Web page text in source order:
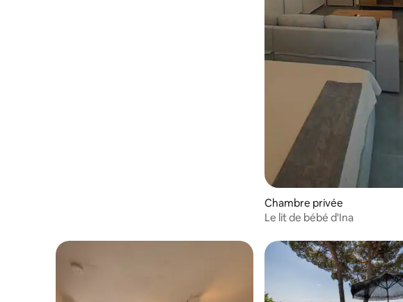
Chambre privée
Le lit de bébé d'Ina